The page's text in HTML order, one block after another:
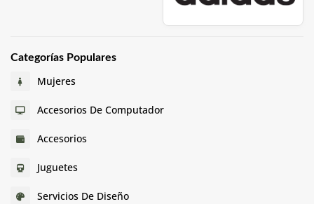
Categorías Populares
Mujeres
Accesorios De Computador
Accesorios
Juguetes
Servicios De Diseño